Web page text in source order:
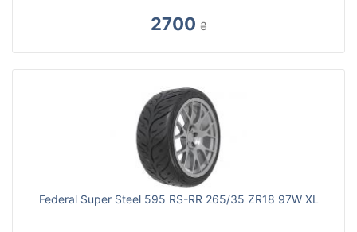
2700 ₴
Federal Super Steel 595 RS-RR 265/35 ZR18 97W XL